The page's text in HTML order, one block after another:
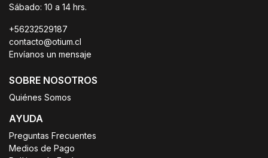
Sábado: 10 a 14 hrs.
+56232529187
contacto@otium.cl
Envíanos un mensaje
SOBRE NOSOTROS
Quiénes Somos
AYUDA
Preguntas Frecuentes
Medios de Pago